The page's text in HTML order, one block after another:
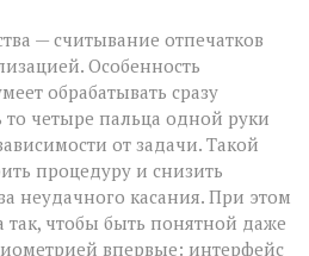
— считывание отпечатков
Особенность
обрабатывать сразу
то четыре пальца одной руки
от задачи. Такой
процедуру и снизить
неудачного касания. При этом
так, чтобы быть понятной даже
впервые: интерфейс